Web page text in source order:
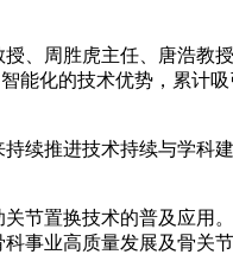
周胜虎主任、唐浩教
化的技术优势，累计
推进技术持续与学科
置换技术的普及应用
事业高质量发展及骨关